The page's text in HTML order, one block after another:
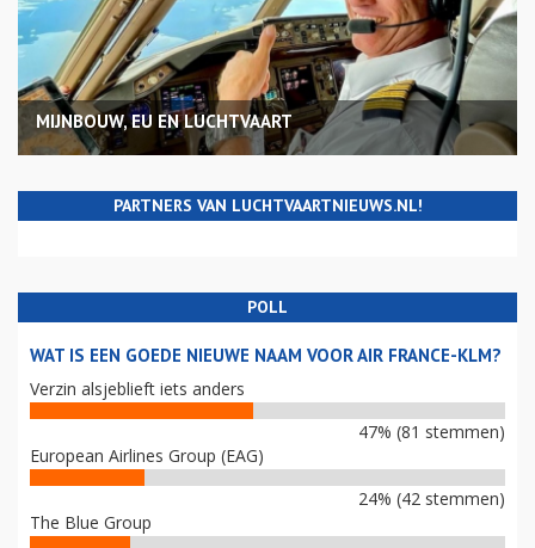
MIJNBOUW, EU EN LUCHTVAART
PARTNERS VAN LUCHTVAARTNIEUWS.NL!
POLL
WAT IS EEN GOEDE NIEUWE NAAM VOOR AIR FRANCE-KLM?
Verzin alsjeblieft iets anders
47% (81 stemmen)
European Airlines Group (EAG)
24% (42 stemmen)
The Blue Group